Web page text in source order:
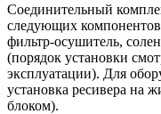
Соединительный
следующих
фильтр-осушитель,
(порядок установки
эксплуатации). Для
установка ресивера на
блоком).